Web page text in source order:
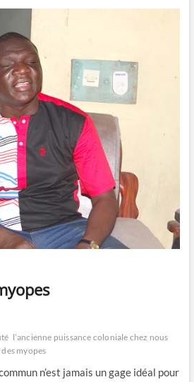
n
l’ancienne puissance coloniale chez nous
myopes
n’est jamais un gage idéal pour